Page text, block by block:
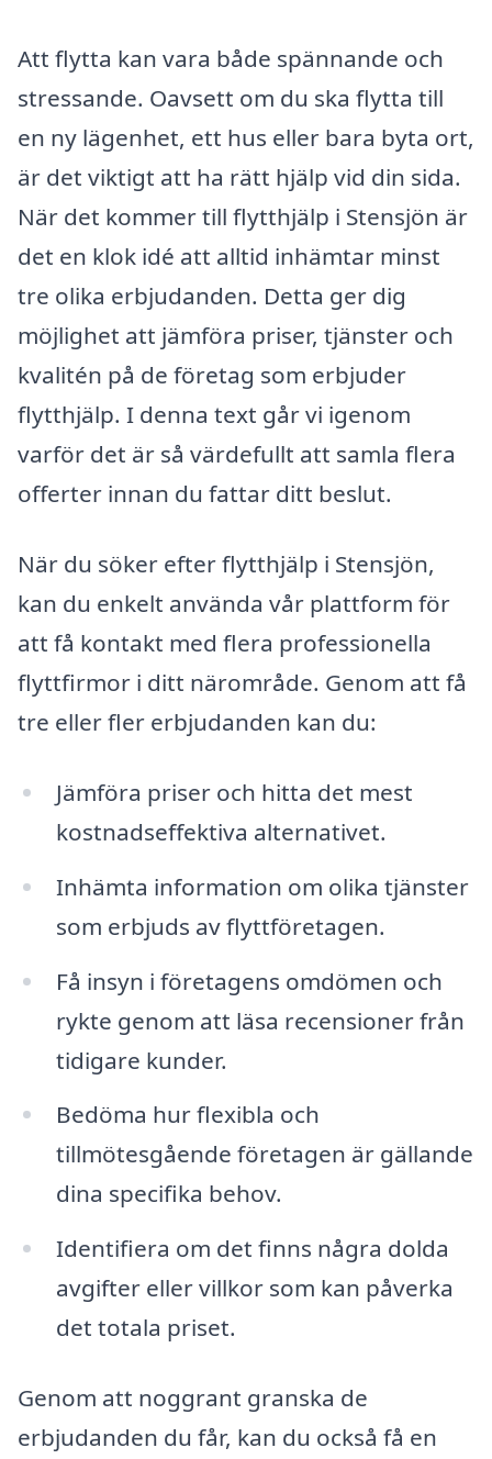
Att flytta kan vara både spännande och
stressande. Oavsett om du ska flytta till
en ny lägenhet, ett hus eller bara byta ort,
är det viktigt att ha rätt hjälp vid din sida.
När det kommer till flytthjälp i Stensjön är
det en klok idé att alltid inhämtar minst
tre olika erbjudanden. Detta ger dig
möjlighet att jämföra priser, tjänster och
kvalitén på de företag som erbjuder
flytthjälp. I denna text går vi igenom
varför det är så värdefullt att samla flera
offerter innan du fattar ditt beslut.
När du söker efter flytthjälp i Stensjön,
kan du enkelt använda vår plattform för
att få kontakt med flera professionella
flyttfirmor i ditt närområde. Genom att få
tre eller fler erbjudanden kan du:
Jämföra priser och hitta det mest
kostnadseffektiva alternativet.
Inhämta information om olika tjänster
som erbjuds av flyttföretagen.
Få insyn i företagens omdömen och
rykte genom att läsa recensioner från
tidigare kunder.
Bedöma hur flexibla och
tillmötesgående företagen är gällande
dina specifika behov.
Identifiera om det finns några dolda
avgifter eller villkor som kan påverka
det totala priset.
Genom att noggrant granska de
erbjudanden du får, kan du också få en